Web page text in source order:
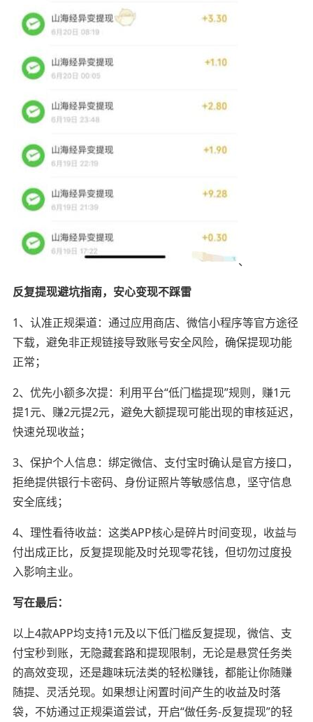
、
反复提现避坑指南，安心变现不踩雷
1、认准正规渠道：通过应用商店、微信小程序等官方途径
下载，避免非正规链接导致账号安全风险，确保提现功能
正常；
2、优先小额多次提：利用平台“低门槛提现”规则，赚1元
提1元、赚2元提2元，避免大额提现可能出现的审核延迟，
快速兑现收益；
3、保护个人信息：绑定微信、支付宝时确认是官方接口，
拒绝提供银行卡密码、身份证照片等敏感信息，坚守信息
安全底线；
4、理性看待收益：这类APP核心是碎片时间变现，收益与
付出成正比，反复提现能及时兑现零花钱，但切勿过度投
入影响主业。
写在最后：
以上4款APP均支持1元及以下低门槛反复提现，微信、支
付宝秒到账，无隐藏套路和提现限制，无论是悬赏任务类
的高效变现，还是趣味玩法类的轻松赚钱，都能让你随赚
随提、灵活兑现。如果想让闲置时间产生的收益及时落
袋，不妨通过正规渠道尝试，开启“做任务-反复提现”的轻